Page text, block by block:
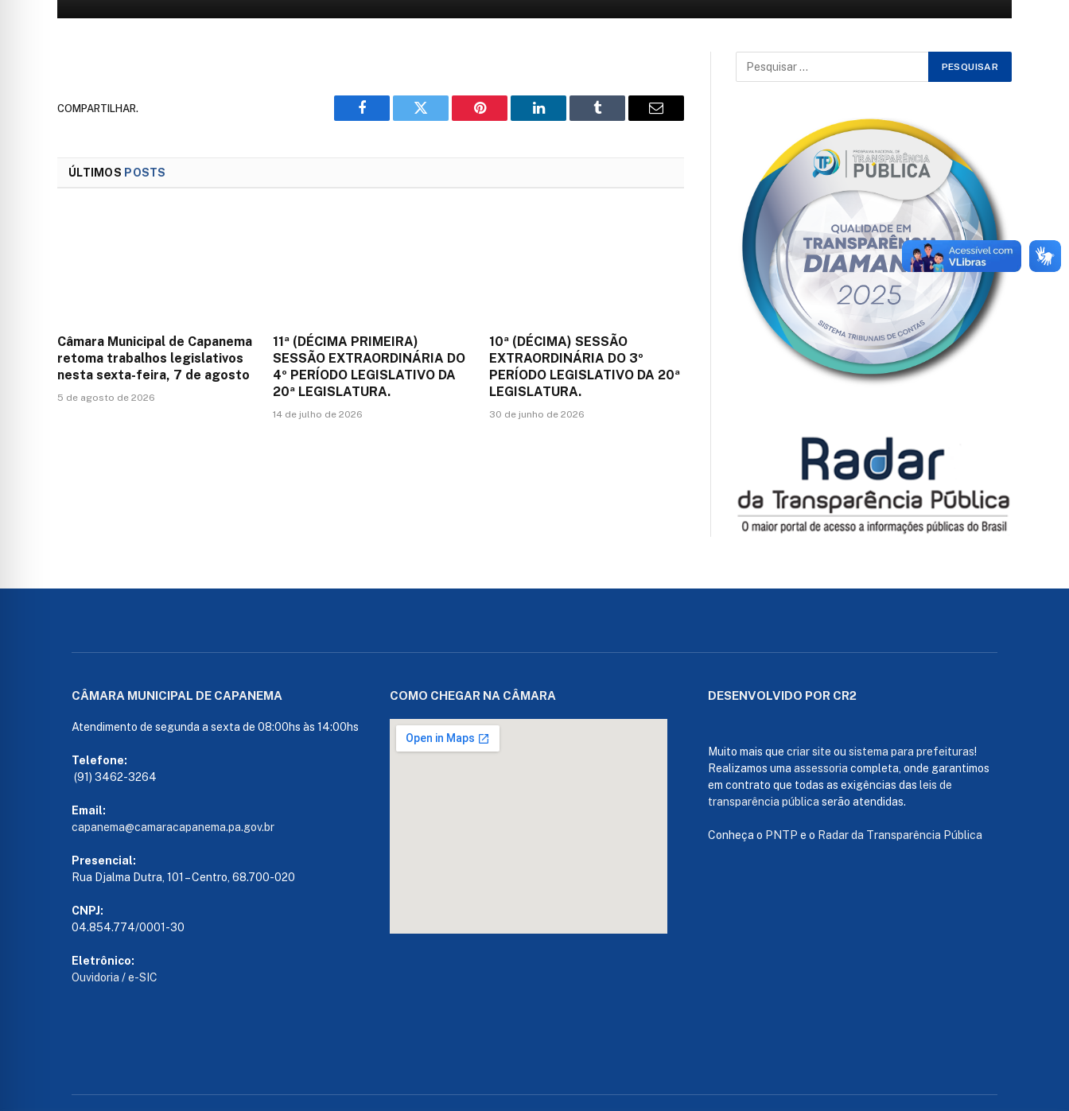
COMPARTILHAR.
Facebook Twitter Pinterest LinkedIn Tumblr Email
ÚLTIMOS POSTS
Câmara Municipal de Capanema
retoma trabalhos legislativos
nesta sexta-feira, 7 de agosto
5 de agosto de 2026
11ª (DÉCIMA PRIMEIRA)
SESSÃO EXTRAORDINÁRIA DO
4º PERÍODO LEGISLATIVO DA
20ª LEGISLATURA.
14 de julho de 2026
10ª (DÉCIMA) SESSÃO
EXTRAORDINÁRIA DO 3º
PERÍODO LEGISLATIVO DA 20ª
LEGISLATURA.
30 de junho de 2026
CÂMARA MUNICIPAL DE CAPANEMA
Atendimento de segunda a sexta de 08:00hs às 14:00hs
Telefone:
(91) 3462-3264
Email:
capanema@camaracapanema.pa.gov.br
Presencial:
Rua Djalma Dutra, 101 – Centro, 68.700-020
CNPJ:
04.854.774/0001-30
Eletrônico:
Ouvidoria /e-SIC
COMO CHEGAR NA CÂMARA DESENVOLVIDO POR CR2
Muito mais que criar site ou sistema para prefeituras!
Realizamos uma assessoria completa, onde garantimos
em contrato que todas as exigências das leis de
transparência pública serão atendidas.
Conheça o PNTP e o Radar da Transparência Pública